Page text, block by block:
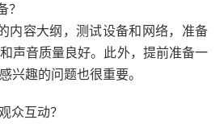
？
内容大纲，测试设备和网络，准备
声音质量良好。此外，提前准备一
兴趣的问题也很重要。
众互动？